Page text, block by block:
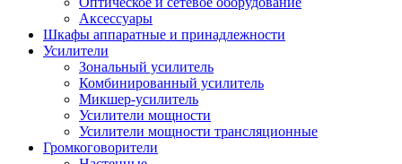
Аксессуары
Шкафы аппаратные и принадлежности
Усилители
Зональный усилитель
Комбинированный усилитель
Микшер-усилитель
Усилители мощности
Усилители мощности трансляционные
Громкоговорители